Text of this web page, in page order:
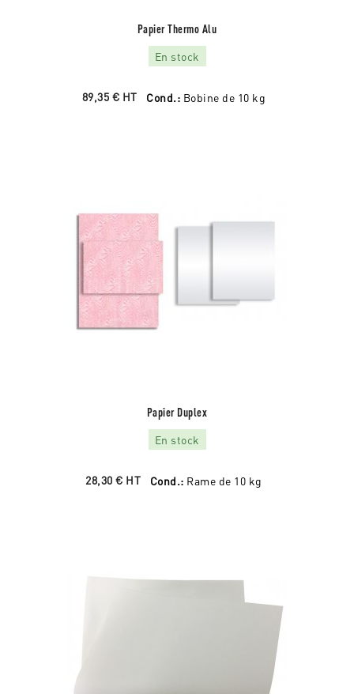
Papier Thermo Alu
En stock
89,35 € HT Cond.: Bobine de 10 kg
Papier Duplex
En stock
28,30 € HT Cond.: Rame de 10 kg